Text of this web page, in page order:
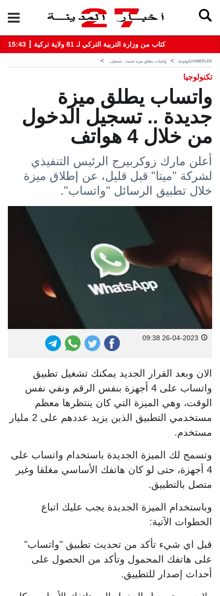
15:43 ┋ كتاب من وزارة التربية التركي لـ 81 ولاية تركية
HABERLERتكنولوجيا واتساب يطلق ميزة جديدة .. تسجيل...
تكنولوجيا
واتساب يطلق ميزة
جديدة .. تسجيل الدخول
من خلال 4 هواتف
أعلن مارك زوكربيرج الرئيس التنفيذي
لشركة "ميتا" قبل قليل، عن إطلاق ميزة
خلال تطبيق الرسائل "واتساب".
الان وبعد القرار الجديد يمكنك تشغيل تطبيق
واتساب على 4 أجهزة بنفس الرقم ونفي نفس
الوقت، وهي الميزة التي كان ينتظرها معظم
مستخدمي التطبيق الذين يزيد عددهم على 2 مليار
مستخدم.
وتسمح لك الميزة الجديدة باستخدام واتساب على
4 أجهزة، حتى لو كان هاتفك الأساسي مغلقا وغير
متصل بالتطبيق.
وباستخدام الميزة الجديدة يجب عليك اتباع
الخطوات الآتية:
قبل اي شيء تأكد من تحديث تطبيق "واتساب"
على هاتفك المحمول وتأكد من الحصول على
أحداث إصدار للتطييق.